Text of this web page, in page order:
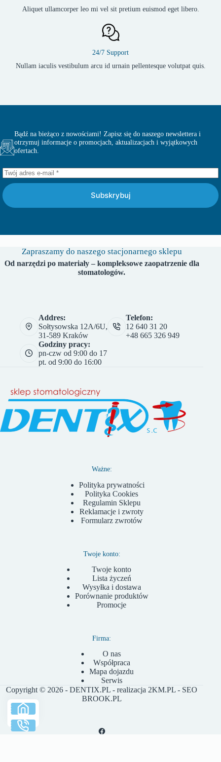
Aliquet ullamcorper leo mi vel sit pretium euismod eget libero.
24/7 Support
Nullam iaculis vestibulum arcu id urnain pellentesque volutpat quis.
Bądź na bieżąco z nowościami! Zapisz się do naszego newslettera i
otrzymuj informacje o promocjach, aktualizacjach i wyjątkowych
ofertach.
Subskrybuj
Zapraszamy do naszego stacjonarnego sklepu
Od narzędzi po materiały – kompleksowe zaopatrzenie dla
stomatologów.
Addres:
Sołtysowska 12A/6U,
31-589 Kraków
Telefon:
12 640 31 20
+48 665 326 949
Godziny pracy:
pn-czw od 9:00 do 17
pt. od 9:00 do 16:00
Ważne:
Polityka prywatności
Polityka Cookies
Regulamin Sklepu
Reklamacje i zwroty
Formularz zwrotów
Twoje konto:
Twoje konto
Lista życzeń
Wysyłka i dostawa
Porównanie produktów
Promocje
Firma:
O nas
Współpraca
Mapa dojazdu
Serwis
Copyright © 2026 - DENTIX.PL - realizacja 2KM.PL - SEO
BROOK.PL